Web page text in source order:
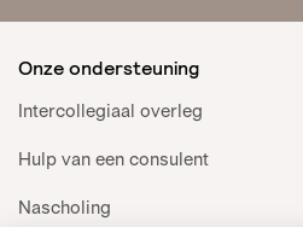
Onze ondersteuning
Intercollegiaal overleg
Hulp van een consulent
Nascholing